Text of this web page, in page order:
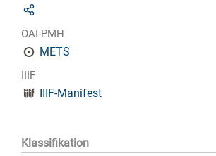
OAI-PMH
METS
IIIF
IIIF-Manifest
Klassifikation